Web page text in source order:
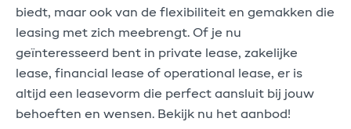
biedt, maar ook van de flexibiliteit en gemakken die
leasing met zich meebrengt. Of je nu
geïnteresseerd bent in private lease, zakelijke
lease, financial lease of operational lease, er is
altijd een leasevorm die perfect aansluit bij jouw
behoeften en wensen. Bekijk nu het aanbod!